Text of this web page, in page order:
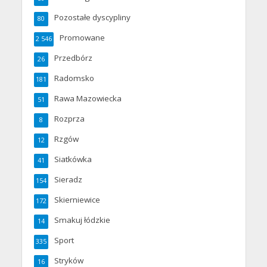
Pozostałe dyscypliny
80
Promowane
2 546
Przedbórz
26
Radomsko
181
Rawa Mazowiecka
51
Rozprza
8
Rzgów
12
Siatkówka
41
Sieradz
154
Skierniewice
172
Smakuj łódzkie
14
Sport
335
Stryków
16